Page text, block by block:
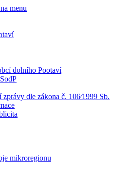
menu
dolního Pootaví
dle zákona č. 106⁄1999 Sb.
mikroregionu